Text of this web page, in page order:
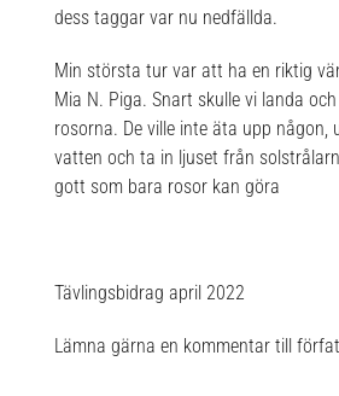
dess taggar var nu nedfällda.
Min största tur var att ha en riktig
Mia N. Piga. Snart skulle vi landa
rosorna. De ville inte äta upp någon,
vatten och ta in ljuset från
gott som bara rosor kan göra
Tävlingsbidrag april 2022
Lämna gärna en kommentar till